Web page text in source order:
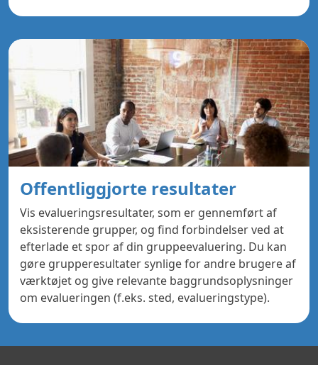
Offentliggjorte resultater
Vis evalueringsresultater, som er gennemført af
eksisterende grupper, og find forbindelser ved at
efterlade et spor af din gruppeevaluering. Du kan
gøre grupperesultater synlige for andre brugere af
værktøjet og give relevante baggrundsoplysninger
om evalueringen (f.eks. sted, evalueringstype).